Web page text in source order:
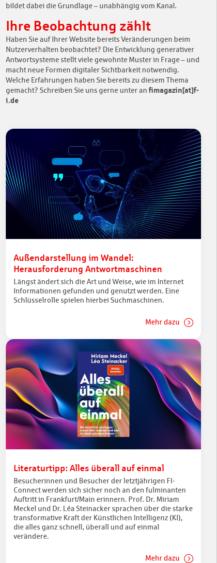
bildet dabei die Grundlage – unabhängig vom Kanal.
Ihre Beobachtung zählt
Haben Sie auf Ihrer Website bereits Veränderungen beim
Nutzerverhalten beobachtet? Die Entwicklung generativer
Antwortsysteme stellt viele gewohnte Muster in Frage – und
macht neue Formen digitaler Sichtbarkeit notwendig.
Welche Erfahrungen haben Sie bereits zu diesem Thema
gemacht? Schreiben Sie uns gerne unter an fimagazin[at]f-
i.de
Außendarstellung im Wandel:
Herausforderung Antwortmaschinen
Längst ändert sich die Art und Weise, wie im Internet
Informationen gefunden und genutzt werden. Eine
Schlüsselrolle spielen hierbei Suchmaschinen.
Mehr dazu
Literaturtipp: Alles überall auf einmal
Besucherinnen und Besucher der letztjährigen FI-
Connect werden sich sicher noch an den fulminanten
Auftritt in Frankfurt/Main erinnern. Prof. Dr. Miriam
Meckel und Dr. Léa Steinacker sprachen über die starke
transformative Kraft der Künstlichen Intelligenz (KI),
die alles ganz schnell, überall und auf einmal
verändere.
Mehr dazu